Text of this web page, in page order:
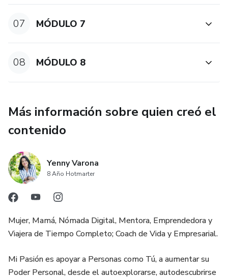
07 MÓDULO 7
08 MÓDULO 8
Más información sobre quien creó el
contenido
Yenny Varona
8 Año Hotmarter
Mujer, Mamá, Nómada Digital, Mentora, Emprendedora y
Viajera de Tiempo Completo; Coach de Vida y Empresarial.
Mi Pasión es apoyar a Personas como Tú, a aumentar su
Poder Personal, desde el autoexplorarse, autodescubrirse